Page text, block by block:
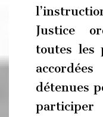
Justice
toutes les
détenues